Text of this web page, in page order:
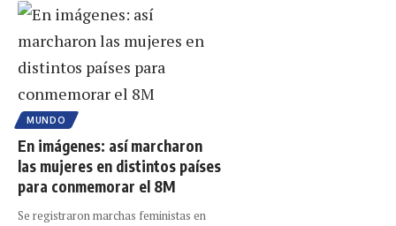
MUNDO
En imágenes: así marcharon
las mujeres en distintos países
para conmemorar el 8M
Se registraron marchas feministas en